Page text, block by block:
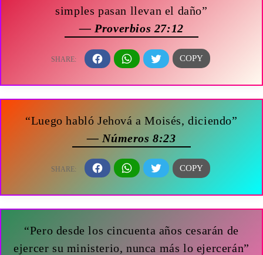
simples pasan llevan el daño”
— Proverbios 27:12
“Luego habló Jehová a Moisés, diciendo”
— Números 8:23
“Pero desde los cincuenta años cesarán de
ejercer su ministerio, nunca más lo ejercerán”